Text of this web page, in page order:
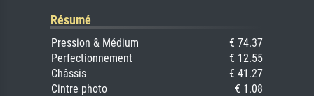
Résumé
Pression & Médium
€ 74.37
Perfectionnement
€ 12.55
Châssis
€ 41.27
Cintre photo
€ 1.08